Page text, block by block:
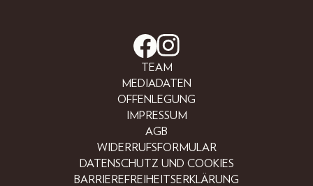
TEAM
MEDIADATEN
OFFENLEGUNG
IMPRESSUM
AGB
WIDERRUFSFORMULAR
DATENSCHUTZ UND COOKIES
BARRIEREFREIHEITSERKLÄRUNG